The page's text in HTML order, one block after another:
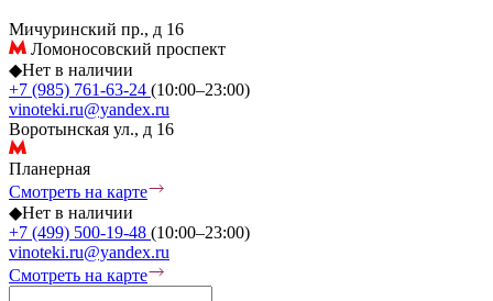
Мичуринский пр., д 16
Ломоносовский проспект
◆Нет в наличии
+7 (985) 761-63-24 (10:00–23:00)
vinoteki.ru@yandex.ru
Воротынская ул., д 16
Планерная
Смотреть на карте
◆Нет в наличии
+7 (499) 500-19-48 (10:00–23:00)
vinoteki.ru@yandex.ru
Смотреть на карте